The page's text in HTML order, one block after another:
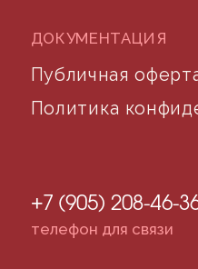
Разработка сайта